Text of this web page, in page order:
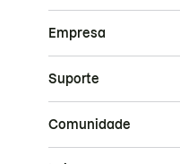
Empresa
Suporte
Comunidade